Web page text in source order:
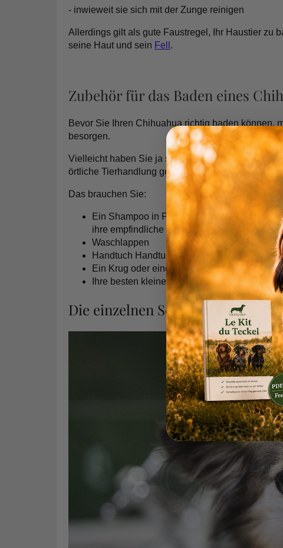
- inwieweit sie sich mit der Zunge reinigen
Allerdings gilt als gute Faustregel, Ihr Haustier zu
seine Haut und sein Fell .
Zubehör für das Baden eines
Bevor Sie Ihren Chihuahua richtig baden können,
besorgen.
Vielleicht haben Sie ja schon ein paar davon zu
örtliche Tierhandlung gehen oder sie in einem
Das brauchen Sie:
Ein Shampoo in Premium-Qualität für
ihre empfindliche Haut)
Waschlappen
Handtuch Handtuch
Ein Krug oder eine große Schüssel
Ihre besten kleinenLeckereien(natürlich)😊
Die einzelnen Schritte beim